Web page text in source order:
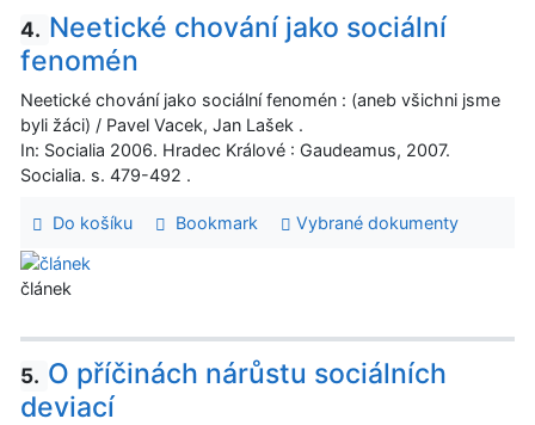
4. Neetické chování jako sociální
fenomén
Neetické chování jako sociální fenomén : (aneb všichni jsme
byli žáci) / Pavel Vacek, Jan Lašek .
In: Socialia 2006. Hradec Králové : Gaudeamus, 2007.
Socialia. s. 479-492 .
Do košíku Bookmark Vybrané dokumenty
článek
5. O příčinách nárůstu sociálních
deviací